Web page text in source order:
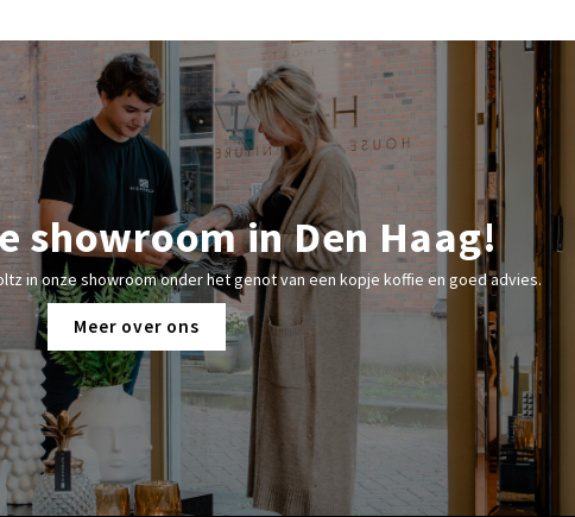
showroom in Den Haag!
in onze showroom onder het genot van een kopje koffie en goed advies.
Meer over ons